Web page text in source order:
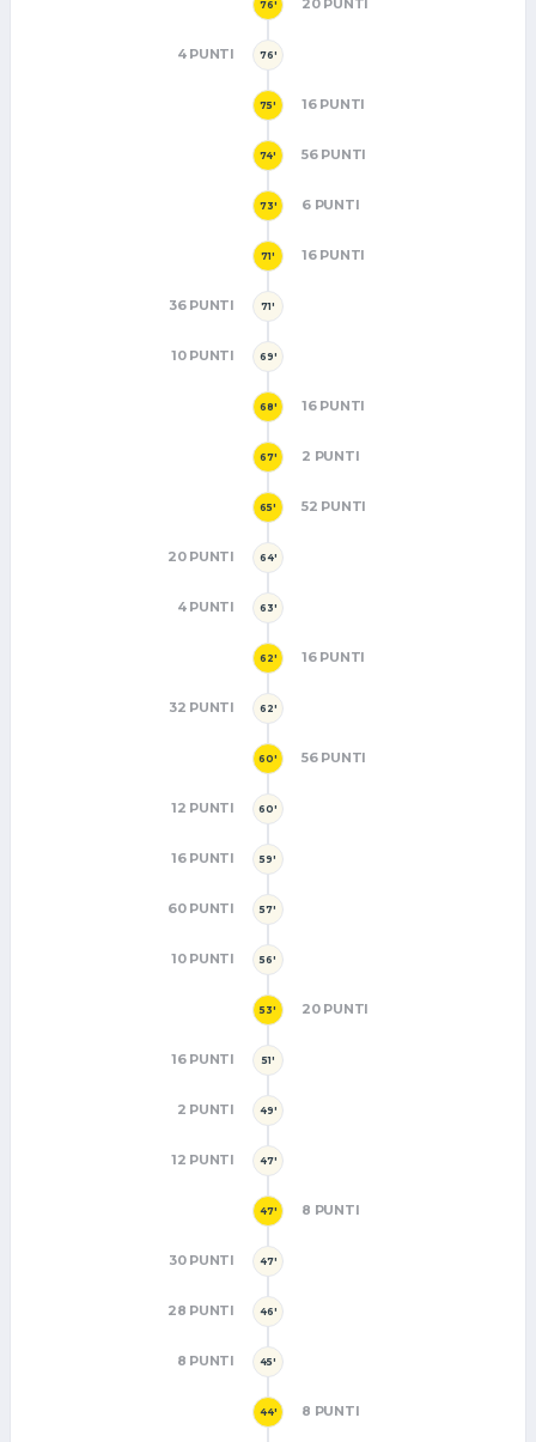
76' 20 PUNTI
76'
4 PUNTI
75' 16 PUNTI
74' 56 PUNTI
73' 6 PUNTI
71' 16 PUNTI
71'
36 PUNTI
69'
10 PUNTI
68' 16 PUNTI
67' 2 PUNTI
65' 52 PUNTI
64'
20 PUNTI
63'
4 PUNTI
62' 16 PUNTI
62'
32 PUNTI
60' 56 PUNTI
60'
12 PUNTI
59'
16 PUNTI
57'
60 PUNTI
56'
10 PUNTI
53' 20 PUNTI
51'
16 PUNTI
49'
2 PUNTI
47'
12 PUNTI
47' 8 PUNTI
47'
30 PUNTI
46'
28 PUNTI
45'
8 PUNTI
44' 8 PUNTI